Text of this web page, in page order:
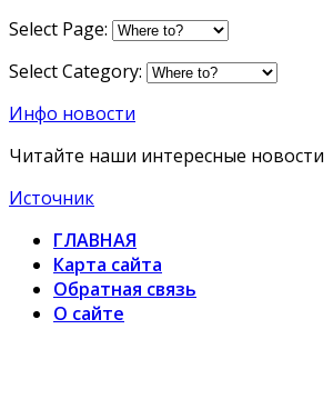
Select Page:
Select Category:
Инфо новости
Читайте наши интересные новости
Источник
ГЛАВНАЯ
Карта сайта
Обратная связь
О сайте